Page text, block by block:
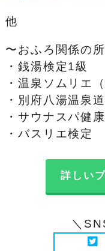
他
〜おふろ関係の
・銭湯検定1級
・温泉ソムリエ
・別府八湯温泉
・サウナスパ健
・バスリエ検定
詳しい
＼